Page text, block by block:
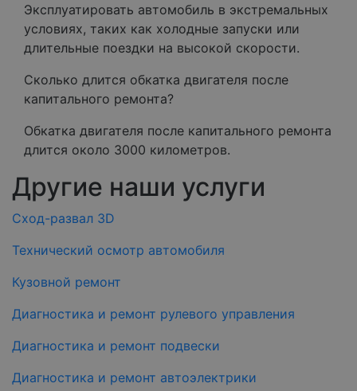
Эксплуатировать автомобиль в экстремальных
условиях, таких как холодные запуски или
длительные поездки на высокой скорости.
Сколько длится обкатка двигателя после
капитального ремонта?
Обкатка двигателя после капитального ремонта
длится около 3000 километров.
Другие наши услуги
Cход-развал 3D
Технический осмотр автомобиля
Кузовной ремонт
Диагностика и ремонт рулевого управления
Диагностика и ремонт подвески
Диагностика и ремонт автоэлектрики